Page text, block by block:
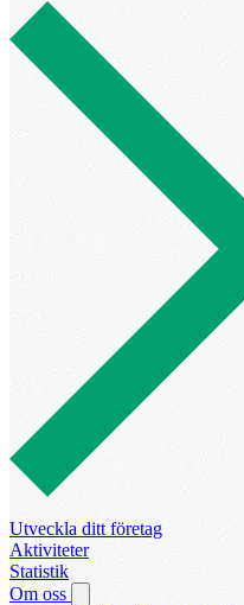
Utveckla ditt företag
Aktiviteter
Statistik
Om oss